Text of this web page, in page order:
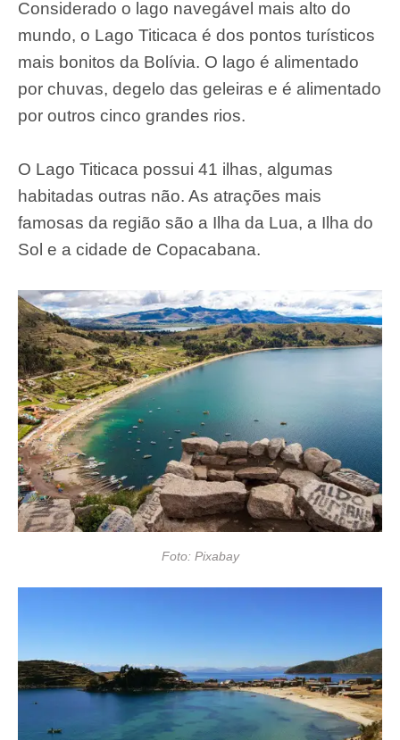
Considerado o lago navegável mais alto do
mundo, o Lago Titicaca é dos pontos turísticos
mais bonitos da Bolívia. O lago é alimentado
por chuvas, degelo das geleiras e é alimentado
por outros cinco grandes rios.
O Lago Titicaca possui 41 ilhas, algumas
habitadas outras não. As atrações mais
famosas da região são a Ilha da Lua, a Ilha do
Sol e a cidade de Copacabana.
Foto: Pixabay